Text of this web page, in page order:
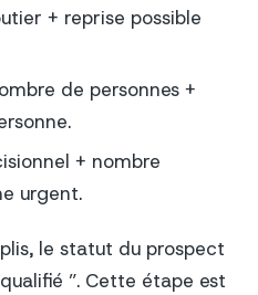
+ reprise possible
de personnes +
+ nombre
urgent.
le statut du prospect
”. Cette étape est